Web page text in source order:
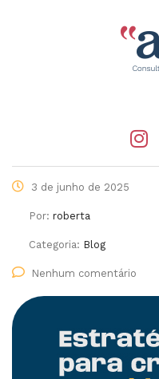
3 de junho de 2025
Por: roberta
Categoria: Blog
Nenhum comentário